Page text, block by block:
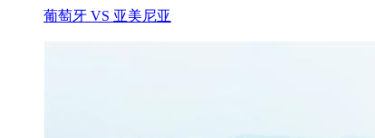
葡萄牙 VS 亚美尼亚